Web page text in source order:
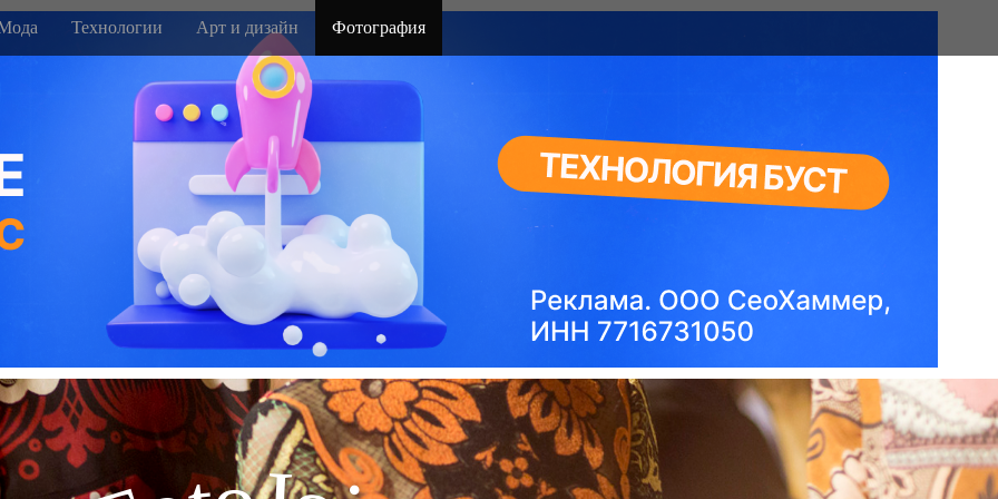
Технологии Арт и дизайн Фотография